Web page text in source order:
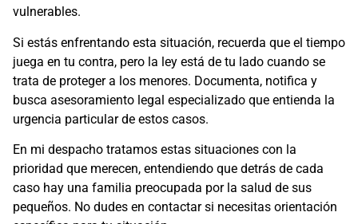
vulnerables.
Si estás enfrentando esta situación, recuerda que el tiempo
juega en tu contra, pero la ley está de tu lado cuando se
trata de proteger a los menores. Documenta, notifica y
busca asesoramiento legal especializado que entienda la
urgencia particular de estos casos.
En mi despacho tratamos estas situaciones con la
prioridad que merecen, entendiendo que detrás de cada
caso hay una familia preocupada por la salud de sus
pequeños. No dudes en contactar si necesitas orientación